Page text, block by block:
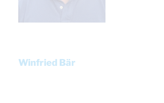
Winfried Bär